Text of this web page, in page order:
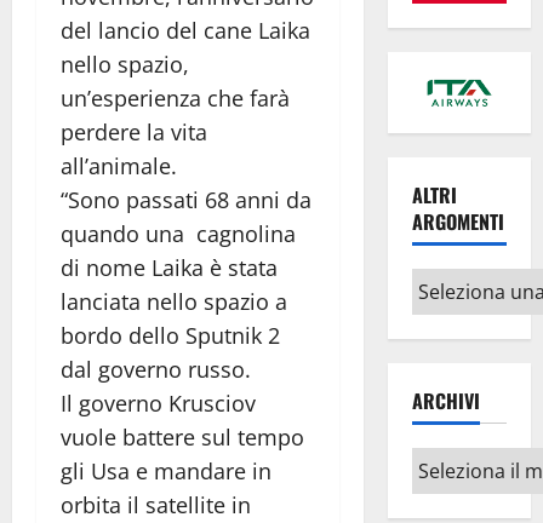
del lancio del cane Laika
nello spazio,
un’esperienza che farà
perdere la vita
all’animale.
“Sono passati 68 anni da
quando una cagnolina
di nome Laika è stata
lanciata nello spazio a
bordo dello Sputnik 2
dal governo russo.
Il governo Krusciov
vuole battere sul tempo
gli Usa e mandare in
orbita il satellite in
ALTRI
ARGOMENTI
Altri
argomenti
ARCHIVI
Archivi